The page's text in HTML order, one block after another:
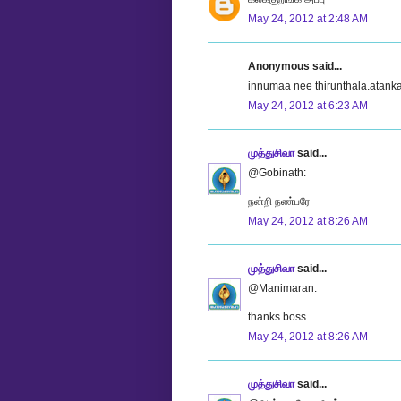
May 24, 2012 at 2:48 AM
Anonymous said...
innumaa nee
May 24, 2012 at 6:23 AM
முத்துசிவாsaid...
@Gobinath:
நன்றி நண்பரே
May 24, 2012 at 8:26 AM
முத்துசிவாsaid...
@Manimaran:
thanks boss...
May 24, 2012 at 8:26 AM
முத்துசிவாsaid...